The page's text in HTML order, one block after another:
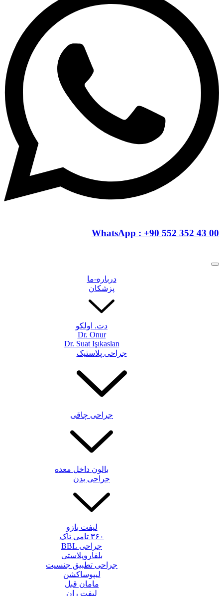
WhatsApp : +90 552 352
درباره-ما
پزشکان
دت. اولکو
Dr. Onur
Dr. Suat Işıkaslan
جراحی پلاستیک
جراحی چاقی
بالون داخل معده
جراحی بدن
لیفت بازو
جراحی BBL
بلفاروپلاستی
جراحی تطبیق جنسیت
لیپوساکشن
مامان قبل
لیفت ران